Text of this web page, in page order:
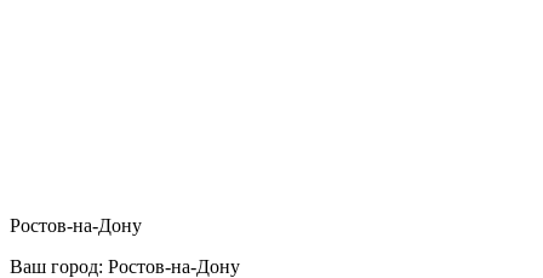
Ростов-на-Дону
Ваш город: Ростов-на-Дону